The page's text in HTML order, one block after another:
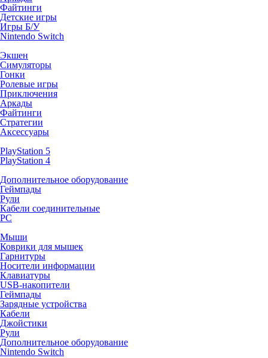
Файтинги
Детские игры
Игры Б/У
Nintendo Switch
Экшен
Симуляторы
Гонки
Ролевые игры
Приключения
Аркады
Файтинги
Стратегии
Аксессуары
PlayStation 5
PlayStation 4
Дополнительное оборудование
Геймпады
Рули
Кабели соединительные
PC
Мыши
Коврики для мышек
Гарнитуры
Носители информации
Клавиатуры
USB-накопители
Геймпады
Зарядные устройства
Кабели
Джойстики
Рули
Дополнительное оборудование
Nintendo Switch